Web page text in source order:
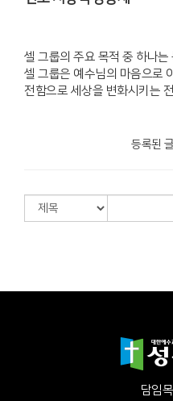
셀 그룹의 주요 목적 중 하나는
셀 그룹은 예수님의 마음으로
전함으로 세상을 변화시키는
등록된
담임